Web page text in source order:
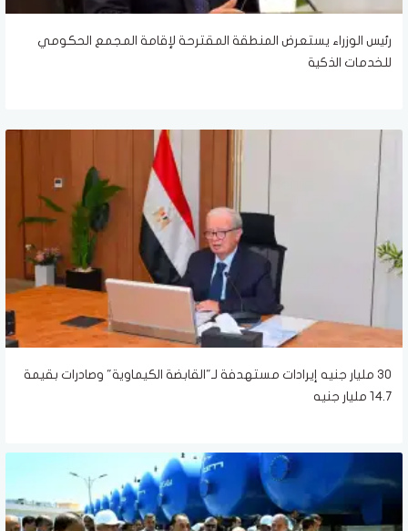
رئيس الوزراء يستعرض المنطقة المقترحة لإقامة المجمع الحكومي
للخدمات الذكية
30 مليار جنيه إيرادات مستهدفة لـ"القابضة الكيماوية" وصادرات بقيمة
14.7 مليار جنيه